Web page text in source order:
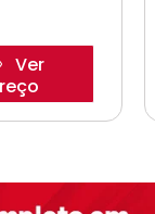
Ver